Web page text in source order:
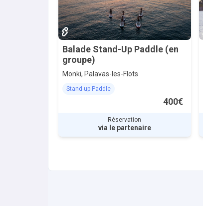
Balade Stand-Up Paddle (en
groupe)
Monki, Palavas-les-Flots
Stand-up Paddle
400€
Réservation
via le partenaire